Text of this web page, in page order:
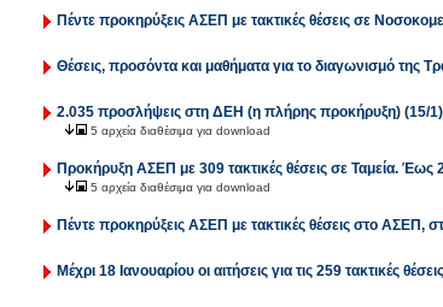
Πέντε προκηρύξεις ΑΣΕΠ με τακτικές θέσεις σε
Θέσεις, προσόντα και μαθήματα για το διαγωνισμό της
2.035 προσλήψεις στη ΔΕΗ (η πλήρης προκήρυξη) (15/1)
5 αρχεία διαθέσιμα για download
Προκήρυξη ΑΣΕΠ με 309 τακτικές θέσεις σε Ταμεία. Έως
5 αρχεία διαθέσιμα για download
Πέντε προκηρύξεις ΑΣΕΠ με τακτικές θέσεις στο ΑΣΕΠ,
Μέχρι 18 Ιανουαρίου οι αιτήσεις για τις 259 τακτικές